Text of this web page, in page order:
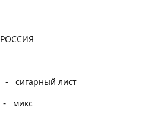
РОССИЯ
- сигарный лист
-
микс